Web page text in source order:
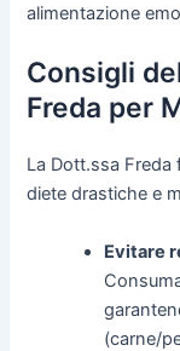
alimentazione
Consigli
Freda per
La Dott.ssa Freda
diete drastiche e
Evitare
(carne/